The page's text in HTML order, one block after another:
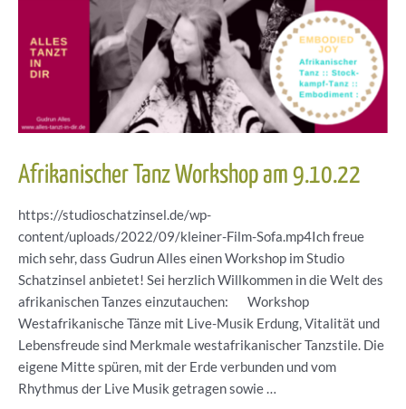
Afrikanischer Tanz Workshop am 9.10.22
https://studioschatzinsel.de/wp-
content/uploads/2022/09/kleiner-Film-Sofa.mp4Ich freue
mich sehr, dass Gudrun Alles einen Workshop im Studio
Schatzinsel anbietet! Sei herzlich Willkommen in die Welt des
afrikanischen Tanzes einzutauchen: Workshop
Westafrikanische Tänze mit Live-Musik Erdung, Vitalität und
Lebensfreude sind Merkmale westafrikanischer Tanzstile. Die
eigene Mitte spüren, mit der Erde verbunden und vom
Rhythmus der Live Musik getragen sowie …